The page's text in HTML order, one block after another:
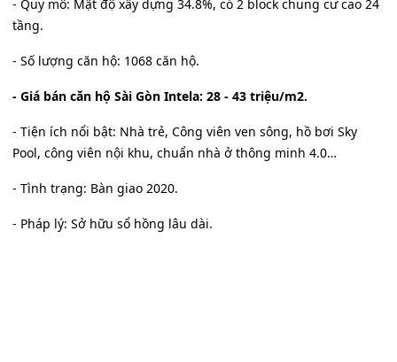
- Quy mô: Mật độ xây dựng 34.8%, có 2 block chung cư cao 24
tầng.
- Số lượng căn hộ: 1068 căn hộ.
- Giá bán căn hộ Sài Gòn Intela: 28 - 43 triệu/m2.
- Tiện ích nổi bật: Nhà trẻ, Công viên ven sông, hồ bơi Sky
Pool, công viên nội khu, chuẩn nhà ở thông minh 4.0…
- Tình trạng: Bàn giao 2020.
- Pháp lý: Sở hữu sổ hồng lâu dài.